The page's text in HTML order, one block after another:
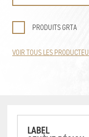
PRODUITS GRTA
VOIR TOUS LES
LABEL